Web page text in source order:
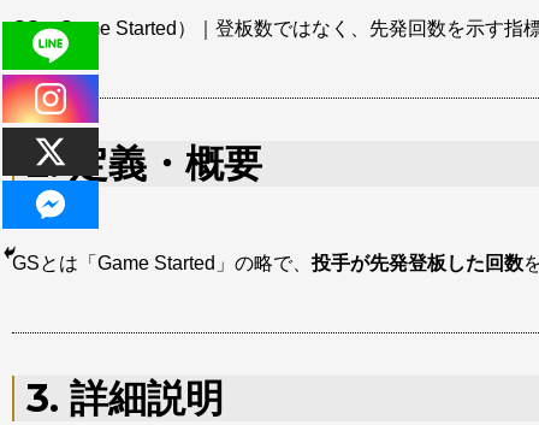
GS（Game Started）｜登板数ではなく、先発回数を示す指
2. 定義・概要
GSとは「Game Started」の略で、 投手が先発登板した回数
3. 詳細説明